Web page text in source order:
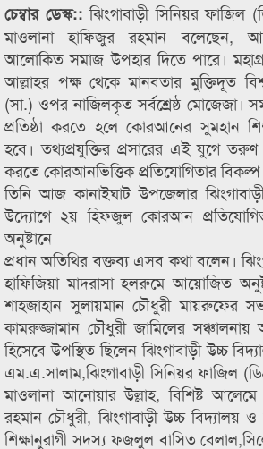
চেম্বার ডেস্ক::ঝিংগাবাড়ী সিনিয়র ফাজিল
মাওলানা হাফিজুর রহমান বলেছেন,
আলোকিত সমাজ উপহার দিতে পারে।
আল্লাহর পক্ষ থেকে মানবতার মুক্তিদূত
(সা.) ওপর নাজিলকৃত সর্বশ্রেষ্ঠ মোজেজা।
প্রতিষ্ঠা করতে হলে কোরআনের সুমহান
হবে। তথ্যপ্রযুক্তির প্রসারের এই যুগে
করতে কোরআনভিত্তিক প্রতিযোগিতার বিকল্প
তিনি আজ কানাইঘাট উপজেলার
উদ্যোগে ২য় হিফজুল কোরআন
অনুষ্টানে
প্রধান অতিথির বক্তব্য এসব কথা বলেন।
হাফিজিয়া মাদরাসা হলরুমে আয়োজিত
শাহজাহান সুলায়মান চৌধুরী মায়রুফের
কামরুজ্জামান চৌধুরী জামিলের সঞ্চালনায়
হিসেবে উপস্থিত ছিলেন ঝিংগাবাড়ী উচ্চ
এম.এ.সালাম,ঝিংগাবাড়ী সিনিয়র ফাজিল
মাওলানা আনোয়ার উল্লাহ, বিশিষ্ট
রহমান চৌধুরী, ঝিংগাবাড়ী উচ্চ বিদ্যালয়
শিক্ষানুরাগী সদস্য ফজলুল বাসিত